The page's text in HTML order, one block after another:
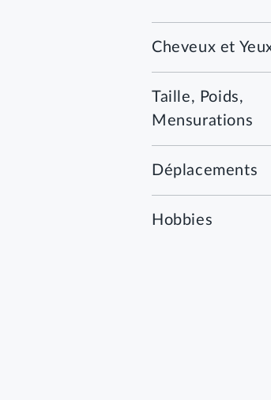
Cheveux et
Taille, Poids,
Mensurations
Déplacements
Hobbies